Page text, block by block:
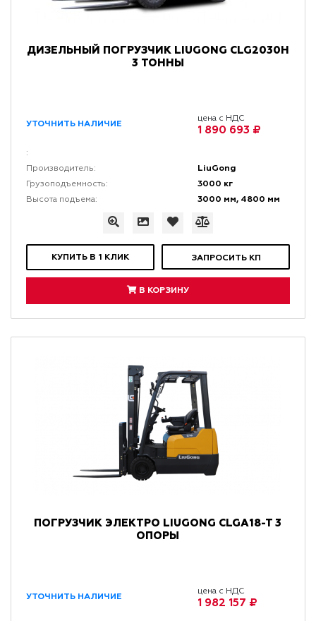
ДИЗЕЛЬНЫЙ ПОГРУЗЧИК LIUGONG CLG2030H
3 ТОННЫ
УТОЧНИТЬ НАЛИЧИЕ
цена с НДС
1 890 693 ₽
:
Производитель:
LiuGong
Грузоподъемность: 3000 кг
Высота подъема: 3000 мм, 4800 мм
КУПИТЬ В 1 КЛИК ЗАПРОСИТЬ КП
В КОРЗИНУ
ПОГРУЗЧИК ЭЛЕКТРО LIUGONG CLGA18-T 3
ОПОРЫ
УТОЧНИТЬ НАЛИЧИЕ
цена с НДС
1 982 157 ₽